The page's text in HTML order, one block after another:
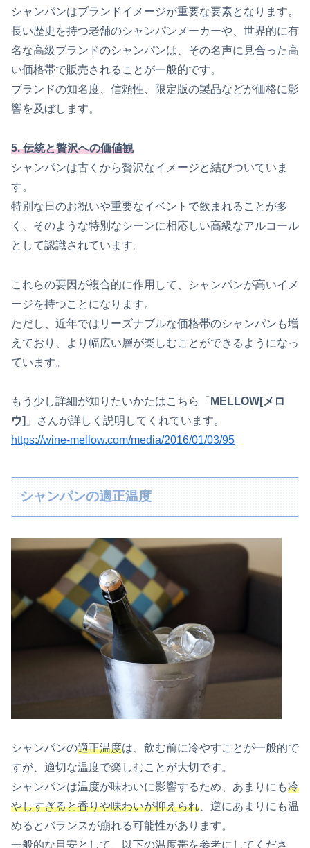
シャンパンはブランドイメージが重要な要素となります。
長い歴史を持つ老舗のシャンパンメーカーや、世界的に有
名な高級ブランドのシャンパンは、その名声に見合った高
い価格帯で販売されることが一般的です。
ブランドの知名度、信頼性、限定版の製品などが価格に影
響を及ぼします。
5. 伝統と贅沢への価値観
シャンパンは古くから贅沢なイメージと結びついていま
す。
特別な日のお祝いや重要なイベントで飲まれることが多
く、そのような特別なシーンに相応しい高級なアルコール
として認識されています。
これらの要因が複合的に作用して、シャンパンが高いイメ
ージを持つことになります。
ただし、近年ではリーズナブルな価格帯のシャンパンも増
えており、より幅広い層が楽しむことができるようになっ
ています。
もう少し詳細が知りたいかたはこちら「 MELLOW[メロ
ウ] 」さんが詳しく説明してくれています。
https://wine-mellow.com/media/2016/01/03/95
シャンパンの適正温度
シャンパンの適正温度は、飲む前に冷やすことが一般的で
すが、適切な温度で楽しむことが大切です。
シャンパンは温度が味わいに影響するため、あまりにも冷
やしすぎると香りや味わいが抑えられ、逆にあまりにも温
めるとバランスが崩れる可能性があります。
一般的な目安として、以下の温度帯を参考にしてくださ